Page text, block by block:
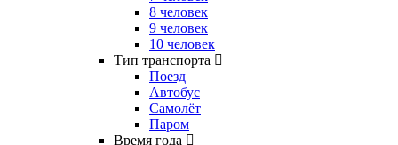
8 человек
9 человек
10 человек
Тип транспорта
Поезд
Автобус
Самолёт
Паром
Время года